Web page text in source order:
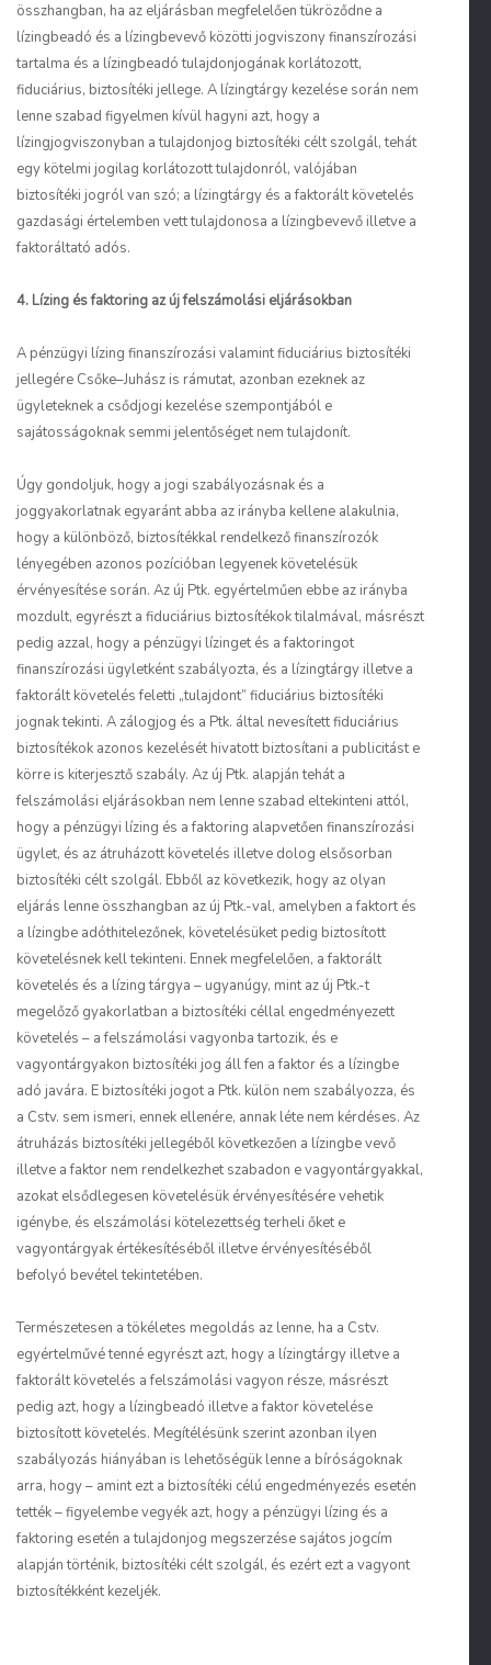
összhangban, ha az eljárásban megfelelően tükröződne a
lízingbeadó és a lízingbevevő közötti jogviszony finanszírozási
tartalma és a lízingbeadó tulajdonjogának korlátozott,
fiduciárius, biztosítéki jellege. A lízingtárgy kezelése során nem
lenne szabad figyelmen kívül hagyni azt, hogy a
lízingjogviszonyban a tulajdonjog biztosítéki célt szolgál, tehát
egy kötelmi jogilag korlátozott tulajdonról, valójában
biztosítéki jogról van szó; a lízingtárgy és a faktorált követelés
gazdasági értelemben vett tulajdonosa a lízingbevevő illetve a
faktoráltató adós.
4. Lízing és faktoring az új felszámolási eljárásokban
A pénzügyi lízing finanszírozási valamint fiduciárius biztosítéki
jellegére Csőke–Juhász is rámutat, azonban ezeknek az
ügyleteknek a csődjogi kezelése szempontjából e
sajátosságoknak semmi jelentőséget nem tulajdonít.
Úgy gondoljuk, hogy a jogi szabályozásnak és a
joggyakorlatnak egyaránt abba az irányba kellene alakulnia,
hogy a különböző, biztosítékkal rendelkező finanszírozók
lényegében azonos pozícióban legyenek követelésük
érvényesítése során. Az új Ptk. egyértelműen ebbe az irányba
mozdult, egyrészt a fiduciárius biztosítékok tilalmával, másrészt
pedig azzal, hogy a pénzügyi lízinget és a faktoringot
finanszírozási ügyletként szabályozta, és a lízingtárgy illetve a
faktorált követelés feletti „tulajdont” fiduciárius biztosítéki
jognak tekinti. A zálogjog és a Ptk. által nevesített fiduciárius
biztosítékok azonos kezelését hivatott biztosítani a publicitást e
körre is kiterjesztő szabály. Az új Ptk. alapján tehát a
felszámolási eljárásokban nem lenne szabad eltekinteni attól,
hogy a pénzügyi lízing és a faktoring alapvetően finanszírozási
ügylet, és az átruházott követelés illetve dolog elsősorban
biztosítéki célt szolgál. Ebből az következik, hogy az olyan
eljárás lenne összhangban az új Ptk.-val, amelyben a faktort és
a lízingbe adóthitelezőnek, követelésüket pedig biztosított
követelésnek kell tekinteni. Ennek megfelelően, a faktorált
követelés és a lízing tárgya – ugyanúgy, mint az új Ptk.-t
megelőző gyakorlatban a biztosítéki céllal engedményezett
követelés – a felszámolási vagyonba tartozik, és e
vagyontárgyakon biztosítéki jog áll fen a faktor és a lízingbe
adó javára. E biztosítéki jogot a Ptk. külön nem szabályozza, és
a Cstv. sem ismeri, ennek ellenére, annak léte nem kérdéses. Az
átruházás biztosítéki jellegéből következően a lízingbe vevő
illetve a faktor nem rendelkezhet szabadon e vagyontárgyakkal,
azokat elsődlegesen követelésük érvényesítésére vehetik
igénybe, és elszámolási kötelezettség terheli őket e
vagyontárgyak értékesítéséből illetve érvényesítéséből
befolyó bevétel tekintetében.
Természetesen a tökéletes megoldás az lenne, ha a Cstv.
egyértelművé tenné egyrészt azt, hogy a lízingtárgy illetve a
faktorált követelés a felszámolási vagyon része, másrészt
pedig azt, hogy a lízingbeadó illetve a faktor követelése
biztosított követelés. Megítélésünk szerint azonban ilyen
szabályozás hiányában is lehetőségük lenne a bíróságoknak
arra, hogy – amint ezt a biztosítéki célú engedményezés esetén
tették – figyelembe vegyék azt, hogy a pénzügyi lízing és a
faktoring esetén a tulajdonjog megszerzése sajátos jogcím
alapján történik, biztosítéki célt szolgál, és ezért ezt a vagyont
biztosítékként kezeljék.